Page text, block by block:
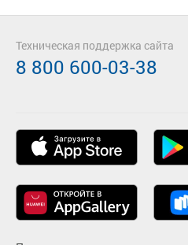
Техническая поддержка сайта
8 800 600-03-38